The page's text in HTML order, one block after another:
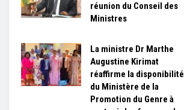
réunion du Conseil des
Ministres
La ministre Dr Marthe
Augustine Kirimat
réaffirme la disponibilité
du Ministère de la
Promotion du Genre à